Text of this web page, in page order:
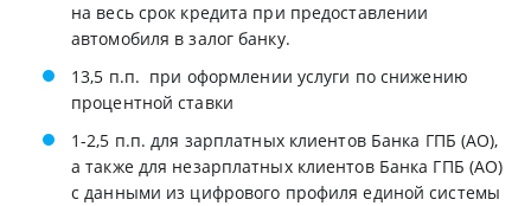
на весь срок кредита при предоставлении
автомобиля в залог банку.
13,5 п.п. при оформлении услуги по снижению
процентной ставки
1-2,5 п.п. для зарплатных клиентов Банка ГПБ (АО),
а также для незарплатных клиентов Банка ГПБ (АО)
с данными из цифрового профиля единой системы